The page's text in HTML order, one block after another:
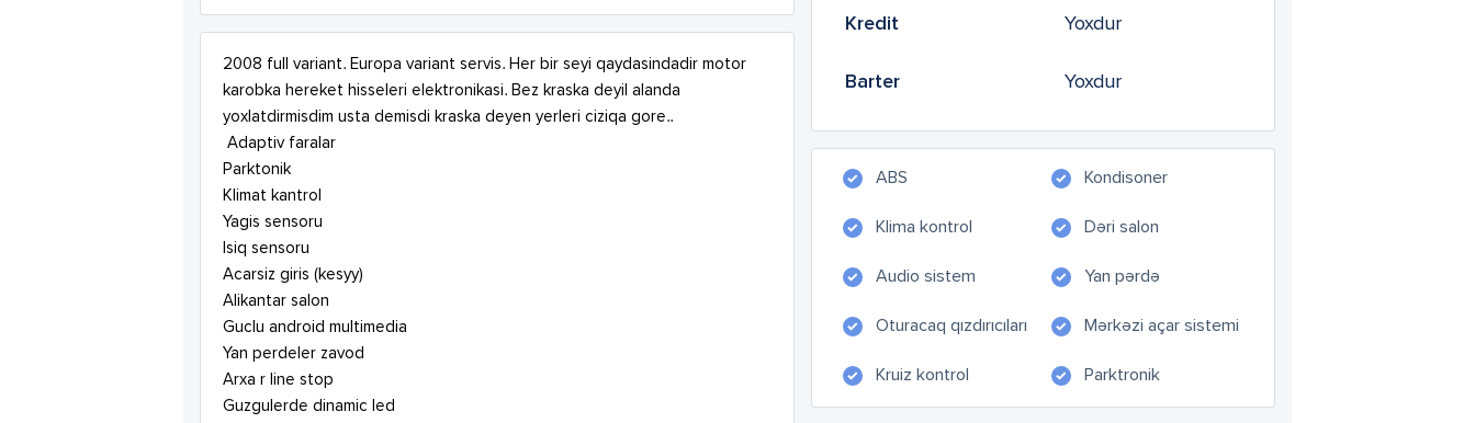
2008 full variant. Europa variant servis. Her bir seyi qaydasindadir motor
karobka hereket hisseleri elektronikasi. Bez kraska deyil alanda
yoxlatdirmisdim usta demisdi kraska deyen yerleri ciziqa gore..
Parktonik
Klimat kantrol
Yagis sensoru
Isiq sensoru
Acarsiz giris (kesyy)
Alikantar salon
Guclu android multimedia
Yan perdeler zavod
Arxa r line stop
Guzgulerde dinamic led
Kredit Yoxdur
Barter Yoxdur
ABS Kondisoner
Klima kontrol Dəri salon
Audio sistem Yan pərdə
Oturacaq qızdırıcıları Mərkəzi açar sistemi
Kruiz kontrol Parktronik